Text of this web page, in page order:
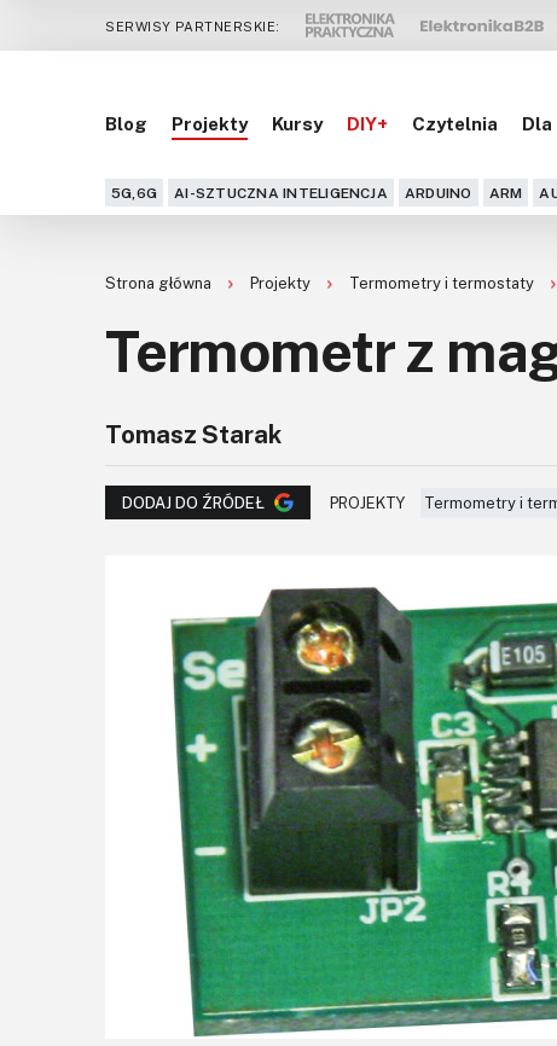
SERWISY PARTNERSKIE:
Blog Projekty Kursy DIY+ Czytelnia Dla
5G,6G AI-SZTUCZNA INTELIGENCJA ARDUINO ARM
Strona główna Projekty Termometry i termostaty
Termometr z
Tomasz Starak
DODAJ DO ŹRÓDEŁ PROJEKTY Termometry i